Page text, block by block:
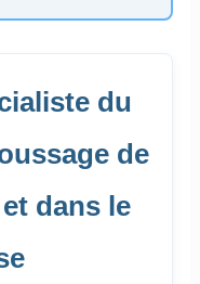
du
de
dans le